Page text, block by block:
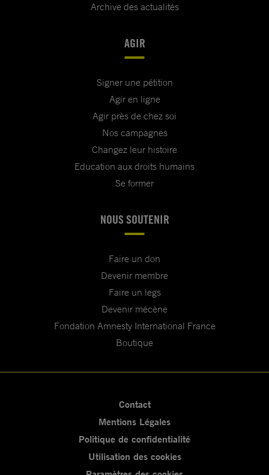
Archive des actualités
AGIR
Signer une pétition
Agir en ligne
Agir près de chez soi
Nos campagnes
Changez leur histoire
Education aux droits humains
Se former
NOUS SOUTENIR
Faire un don
Devenir membre
Faire un legs
Devenir mécène
Fondation Amnesty International France
Boutique
Contact
Mentions Légales
Politique de confidentialité
Utilisation des cookies